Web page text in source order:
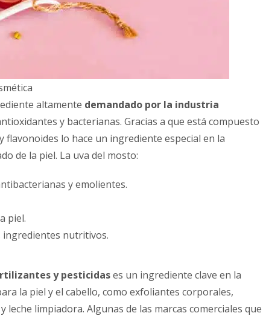
altamente demandado por la industria
y bacterianas. Gracias a que está compuesto
flavonoides lo hace un ingrediente especial en la
de la piel. La uva del mosto:
y emolientes.
piel.
ingredientes nutritivos.
y pesticidases un ingrediente clave en la
la piel y el cabello, como exfoliantes corporales,
limpiadora. Algunas de las marcas comerciales que